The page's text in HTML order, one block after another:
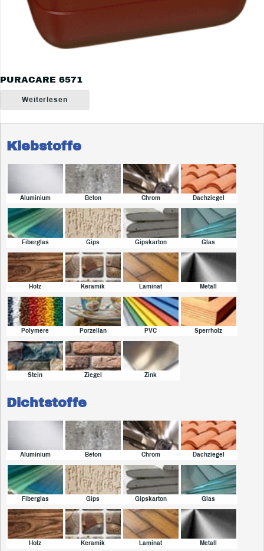
PURACARE 6571
Weiterlesen
Klebstoffe
Aluminium Beton Chrom Dachziegel
Fiberglas Gips Gipskarton Glas
Holz Keramik Laminat Metall
Polymere Porzellan PVC Sperrholz
Stein Ziegel Zink
Dichtstoffe
Aluminium Beton Chrom Dachziegel
Fiberglas Gips Gipskarton Glas
Holz Keramik Laminat Metall